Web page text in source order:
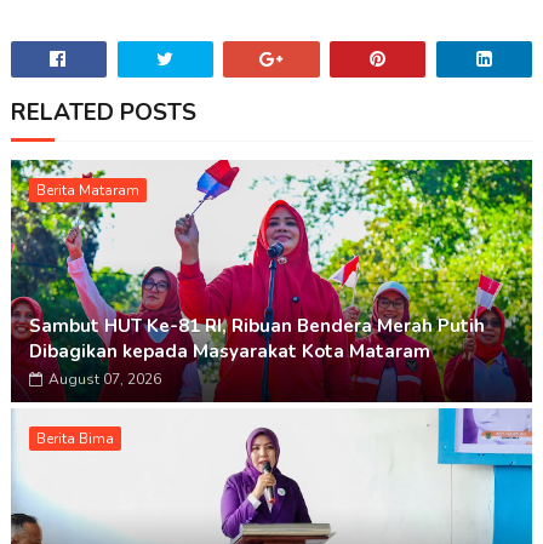
RELATED POSTS
Berita Mataram
Sambut HUT Ke-81 RI, Ribuan Bendera Merah Putih
Dibagikan kepada Masyarakat Kota Mataram
August 07, 2026
Berita Bima